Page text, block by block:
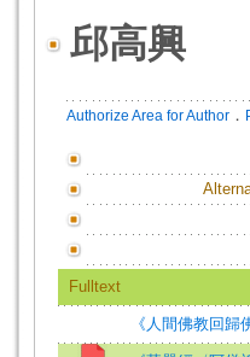
邱高興
Authorize Area for Author ．
Fulltext
《人間佛教回